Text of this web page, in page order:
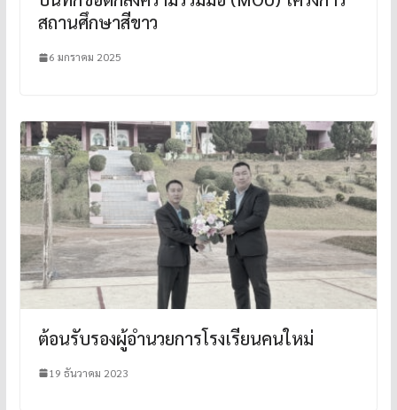
สถานศึกษาสีขาว
6 มกราคม 2025
ต้อนรับรองผู้อำนวยการโรงเรียนคนใหม่
19 ธันวาคม 2023